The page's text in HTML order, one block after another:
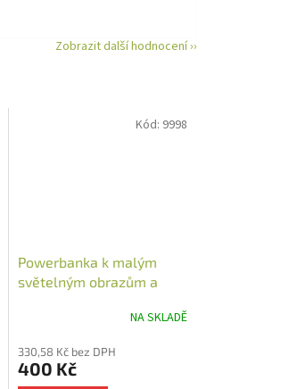
Zobrazit další hodnocení ››
Powerbanka k malým
světelným obrazům a
NA SKLADĚ
330,58 Kč bez DPH
400 Kč
Kód: 9998